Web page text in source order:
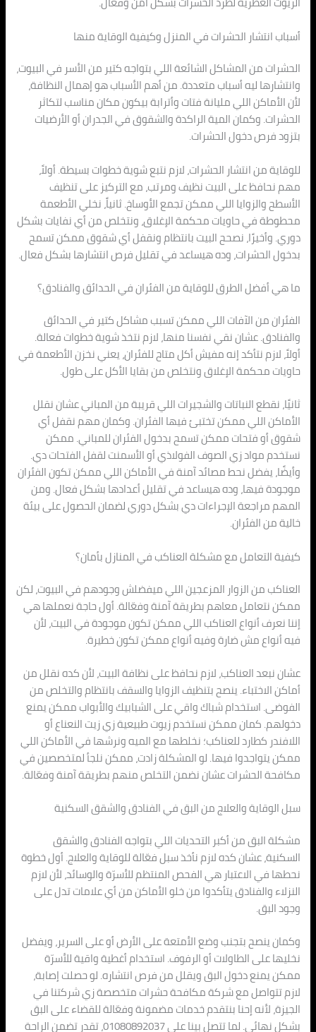
أسباب انتشار الحشرات في المنزل وكيفية الوقاية منها
الحشرات من المشاكل الشائعة اللي بتواجه كتير من الأسر في البيوت،
وانتشارها ليه أسباب متعددة. من أهم الأسباب هو إهمال النظافة،
لأن الأماكن اللي مليانة فتات وأترابة بيكون مكان مناسب لتكاثر
الحشرات. وكمان المية الراكدة والشقوق في الجدران أو الأرضيات
بتزود فرص دخول الحشرات.
للوقاية من انتشار الحشرات، لازم نتبع شوية خطوات بسيطة. أولاً،
مهم نحافظ على البيت نظيف ومرتب، مع التركيز على تنظيف
الأسطح والزوايا اللي ممكن تجمع الأوساخ. ثانياً، نخلي الأطعمة
محطوطة في حاويات محكمة الإغلاق، ونتخلص من أي نفايات بشكل
دوري. وأخيرًا، نصحح البيت بانتظام ونقفل أي شقوق ممكن تسمح
بدخول الحشرات، وده هيساعد في تقليل فرص انتشارها بشكل فعال.
ما هي أفضل الطرق للوقاية من الفئران في الحدائق والفنادق؟
الفئران من الآفات اللي ممكن تسبب مشاكل كتير في الحدائق
والفنادق. عشان نقي نفسنا منها، لازم نتخذ شوية خطوات فعالة.
أولاً، لازم نتأكد إنه مفيش أكل متاح للفئران، يعني نخزن الأطعمة في
حاويات محكمة الإغلاق ونتخلص من بقايا الأكل على طول.
ثانيًا، نقطع النباتات والشجيرات اللي قريبة من المباني عشان نقلل
الأماكن اللي ممكن تختبئ فيها الفئران. وكمان مهم نقفل أي
شقوق أو فتحات ممكن تسمح بدخول الفئران للمباني. ممكن
نستخدم مواد زي الصوف الفولاذي أو الأسمنت لقفل الفتحات دي.
وأيضًا، يفضل نحط مصائد آمنة في الأماكن اللي ممكن تكون الفئران
موجودة فيها، وده هيساعد في تقليل أعدادها بشكل فعال. ومن
المهم مراجعة الإجراءات دي بشكل دوري لضمان الحصول على بيئة
خالية من الفئران.
كيفية التعامل مع مشكلة العناكب في المنازل بأمان؟
العناكب من الزوار المزعجين اللي ميفضلش وجودهم في البيوت، لكن
ممكن نتعامل معاهم بطريقة آمنة وفعّالة. أول حاجة نعملها هي
إننا نعرف أنواع العناكب اللي ممكن تكون موجودة في البيت، لأن
فيه أنواع مش ضارة وفيه أنواع ممكن تكون خطيرة.
عشان نبعد العناكب، لازم نحافظ على نظافة البيت، لأن كده نقلل من
أماكن الاختباء. ينصح بتنظيف الزوايا والسقف بانتظام والتخلص من
الفوضى. استخدام شباك واقي على الشبابيك والأبواب ممكن يمنع
دخولهم. كمان ممكن نستخدم زيوت طبيعية زي زيت النعناع أو
اللافندر كطارد للعناكب؛ نخلطها مع الميه ونرشها في الأماكن اللي
ممكن يتواجدوا فيها. لو المشكلة زادت، ممكن نلجأ لمتخصصين في
مكافحة الحشرات عشان نضمن التخلص منهم بطريقة آمنة وفعّالة.
سبل الوقاية والعلاج من البق في الفنادق والشقق السكنية
مشكلة البق من أكبر التحديات اللي بتواجه الفنادق والشقق
السكنية، عشان كده لازم نأخذ سبل فعّالة للوقاية والعلاج. أول خطوة
نحطها في الاعتبار هي الفحص المنتظم للأسرّة والوسائد، لأن لازم
النزلاء والفنادق يتأكدوا من خلو الأماكن من أي علامات تدل على
وجود البق.
وكمان ينصح بتجنب وضع الأمتعة على الأرض أو على السرير، ويفضل
نخليها على الطاولات أو الرفوف. استخدام أغطية واقية للأسرّة
ممكن يمنع دخول البق ويقلل من فرص انتشاره. لو حصلت إصابة،
لازم تتواصل مع شركة مكافحة حشرات متخصصة زي شركتنا في
الجيزة، لأنه إحنا بنتقدم خدمات مضمونة وفعّالة للقضاء على البق
بشكل نهائي. لما تتصل بينا على 01080892037، تقدر تضمن الراحة